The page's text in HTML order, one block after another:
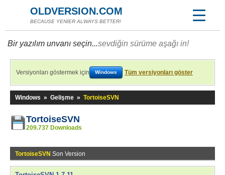
OLDVERSION.COM
BECAUSE YENİER ALWAYS BETTER!
Bir yazılım unvanı seçin...sevdiğin sürüme aşağı in!
Versiyonları göstermek için Windows Tüm versiyonları göster
Windows » Gelişme » TortoiseSVN
TortoiseSVN
209.737 Downloads
TortoiseSVN Son Version